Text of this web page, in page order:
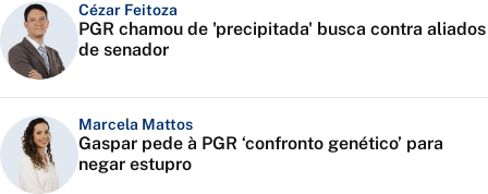
Cézar Feitoza
PGR chamou de 'precipitada' busca contra aliados
de senador
Marcela Mattos
Gaspar pede à PGR ‘confronto genético’ para
negar estupro